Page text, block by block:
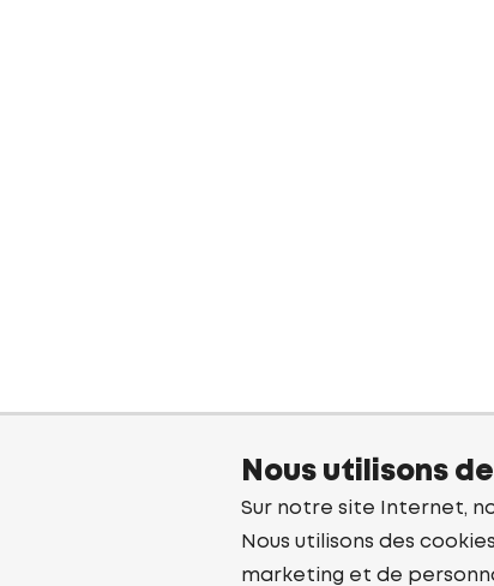
Nous utilisons
Sur notre site Internet,
Nous utilisons des
marketing et de